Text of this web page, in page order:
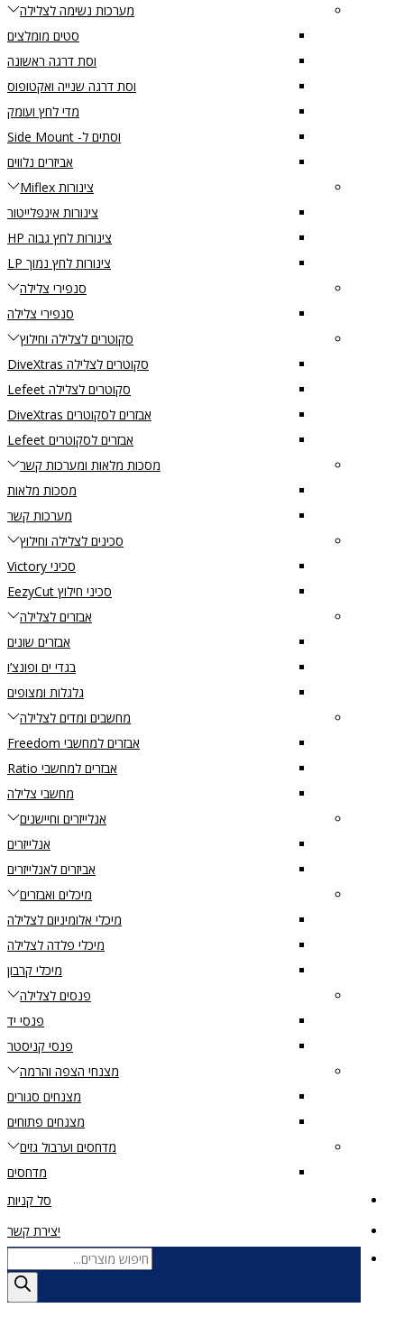
מערכות נשימה לצלילה
סטים מומלצים
וסת דרגה ראשונה
וסת דרגה שנייה ואקטופוס
מדי לחץ ועומק
וסתים ל- Side Mount
אביזרים נלווים
צינורות Miflex
צינורות אינפלייטור
צינורות לחץ גבוה HP
צינורות לחץ נמוך LP
סנפירי צלילה
סנפירי צלילה
סקוטרים לצלילה וחילוץ
סקוטרים לצלילה DiveXtras
סקוטרים לצלילה Lefeet
אבזרים לסקוטרים DiveXtras
אבזרים לסקוטרים Lefeet
מסכות מלאות ומערכות קשר
מסכות מלאות
מערכות קשר
סכינים לצלילה וחילוץ
סכיני Victory
סכיני חילוץ EezyCut
אבזרים לצלילה
אבזרים שונים
בגדי ים ופונצ’ו
גלגלות ומצופים
מחשבים ומדים לצלילה
אבזרים למחשבי Freedom
אבזרים למחשבי Ratio
מחשבי צלילה
אנלייזרים וחיישנים
אנלייזרים
אביזרים לאנלייזרים
מיכלים ואבזרים
מיכלי אלומיניום לצלילה
מיכלי פלדה לצלילה
מיכלי קרבון
פנסים לצלילה
פנסי יד
פנסי קניסטר
מצנחי הצפה והרמה
מצנחים סגורים
מצנחים פתוחים
מדחסים וערבול גזים
מדחסים
סל קניות
יצירת קשר
Products